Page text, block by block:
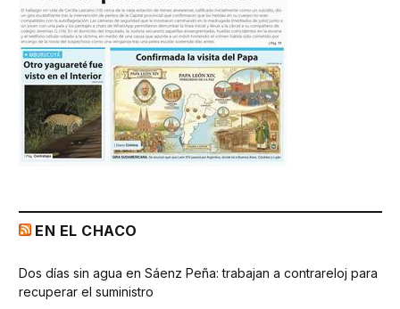
EN EL CHACO
Dos días sin agua en Sáenz Peña: trabajan a contrareloj para
recuperar el suministro